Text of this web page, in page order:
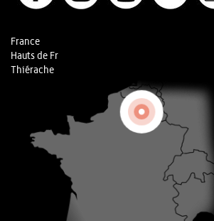
France
Hauts de Fr
Thiérache